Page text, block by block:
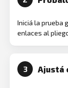
Iniciá la prueba
enlaces al
3 Ajustá